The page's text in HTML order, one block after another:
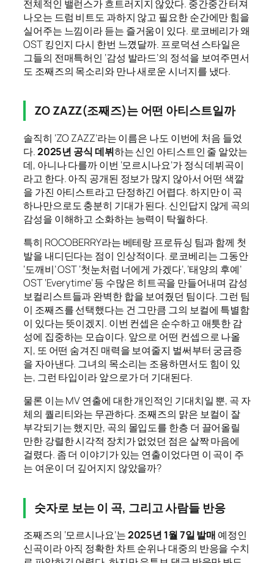
전체적인 밸런스가 흐트러지지 않았다. 중간중간 터져
나오는 드럼 비트도 과하지 않고 필요한 순간에만 힘을
실어주는 느낌이라 듣는 즐거움이 있다. 로코베리가 왜
OST 킹인지 다시 한번 느꼈달까. 프로덕션 스타일은
그들의 전매특허인 ‘감성 발라드’의 정석을 보여주면서
도 조째즈의 목소리와 만나 새로운 시너지를 냈다.
ZO ZAZZ(조째즈)는 어떤 아티스트일까
솔직히 ‘ZO ZAZZ’라는 이름은 나도 이번에 처음 들었
다.2025년 공식 데뷔하는 신인 아티스트인 줄 알았는
데, 아니나 다를까 이번 ‘모르시나요’가 정식 데뷔곡이
라고 한다. 아직 공개된 정보가 많지 않아서 어떤 색깔
을 가진 아티스트라고 단정하긴 어렵다. 하지만 이 곡
하나만으로도 충분히 기대가 된다. 신인답지 않게 곡의
감성을 이해하고 소화하는 능력이 탁월하다.
특히 ROCOBERRY라는 베테랑 프로듀싱 팀과 함께 첫
발을 내디딘다는 점이 인상적이다. 로코베리는 그동안
‘도깨비’ OST ‘첫눈처럼 너에게 가겠다’, ‘태양의 후예’
OST ‘Everytime’ 등 수많은 히트곡을 만들어내며 감성
보컬리스트들과 완벽한 합을 보여줬던 팀이다. 그런 팀
이 조째즈를 선택했다는 건 그만큼 그의 보컬에 특별함
이 있다는 뜻이겠지. 이번 컨셉은 순수하고 애틋한 감
성에 집중하는 모습이다. 앞으로 어떤 컨셉으로 나올
지, 또 어떤 숨겨진 매력을 보여줄지 벌써부터 궁금증
을 자아낸다. 그녀의 목소리는 조용하면서도 힘이 있
는, 그런 타입이라 앞으로가 더 기대된다.
물론 이는 MV 연출에 대한 개인적인 기대치일 뿐, 곡 자
체의 퀄리티와는 무관하다. 조째즈의 맑은 보컬이 잘
부각되기는 했지만, 곡의 몰입도를 한층 더 끌어올릴
만한 강렬한 시각적 장치가 없었던 점은 살짝 마음에
걸렸다. 좀 더 이야기가 있는 연출이었다면 이 곡이 주
는 여운이 더 깊어지지 않았을까?
숫자로 보는 이 곡, 그리고 사람들 반응
조째즈의 ‘모르시나요’는2025년 1월 7일 발매 예정인
신곡이라 아직 정확한 차트 순위나 대중의 반응을 수치